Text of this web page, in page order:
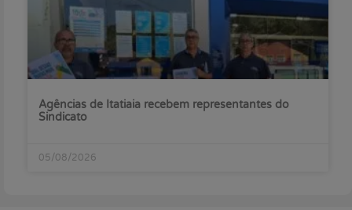
Agências de Itatiaia recebem representantes do
Sindicato
05/08/2026